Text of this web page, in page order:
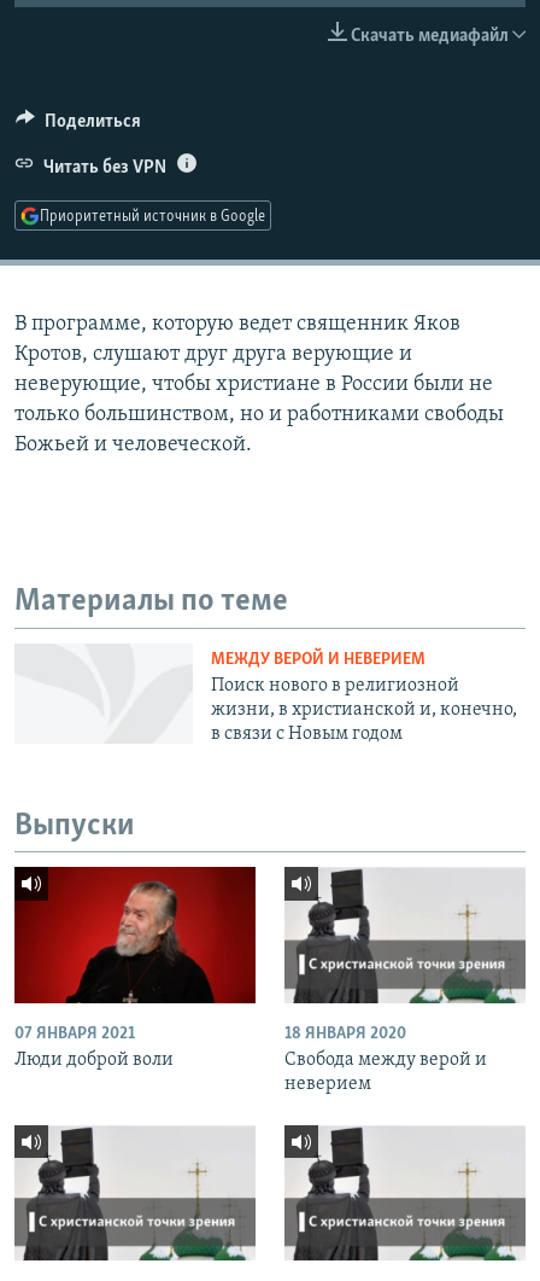
СОЦИАЛЬНЫЕ СЕТИ
Скачать медиафайл
Поделиться
Читать без VPN
Приоритетный источник в Google
В программе, которую ведет священник Яков
Кротов, слушают друг друга верующие и
неверующие, чтобы христиане в России были не
только большинством, но и работниками свободы
Божьей и человеческой.
Материалы по теме
МЕЖДУ ВЕРОЙ И НЕВЕРИЕМ
Поиск нового в религиозной
жизни, в христианской и, конечно,
в связи с Новым годом
Выпуски
07 ЯНВАРЯ 2021
Люди доброй воли
18 ЯНВАРЯ 2020
Свобода между верой и
неверием